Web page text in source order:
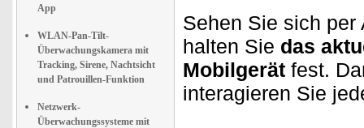
App
WLAN-Pan-Tilt-
Überwachungskamera mit
Tracking, Sirene, Nachtsicht
und Patrouillen-Funktion
Netzwerk-
Überwachungssysteme mit
Sehen Sie sich per
halten Sie das
Mobilgerät fest.
interagieren Sie